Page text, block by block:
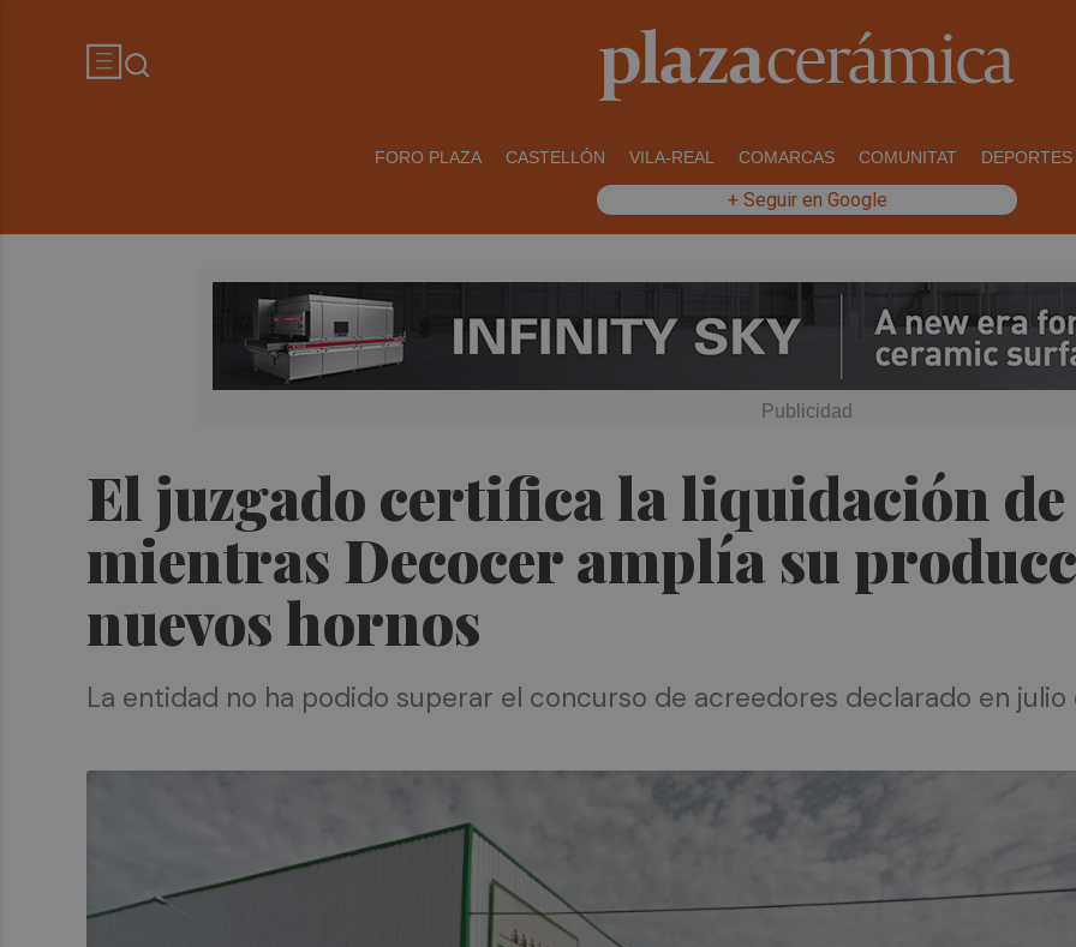
FORO PLAZA CASTELLÓN VILA-REAL COMARCAS COMUNITAT DEPORTES
+ Seguir en Google
El juzgado certifica la liquidación de
mientras Decocer amplía su
nuevos hornos
La entidad no ha podido superar el concurso de acreedores declarado en julio